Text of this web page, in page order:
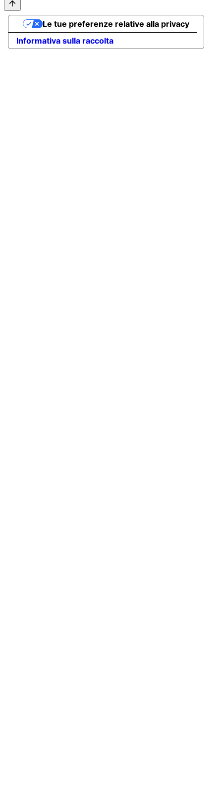
Informativa sulla raccolta
Le tue preferenze relative alla privacy